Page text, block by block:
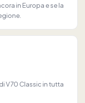
in Europa e se la
V70 Classic in tutta